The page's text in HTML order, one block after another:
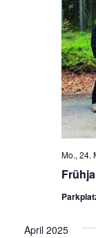
Mo., 24.
April 2025